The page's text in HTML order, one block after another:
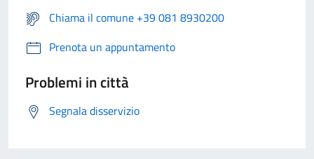
Chiama il comune +39 081 8930200
Prenota un appuntamento
Problemi in città
Segnala disservizio